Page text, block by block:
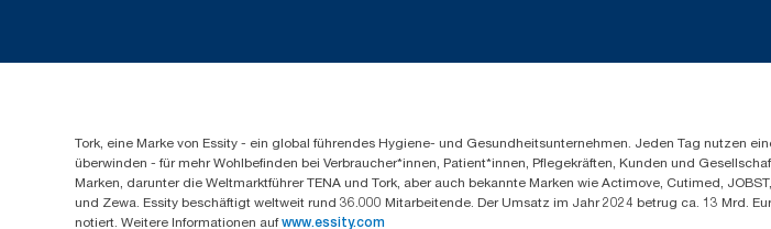
Tork, eine Marke von Essity - ein global führendes Hygiene- und Gesundheitsunternehmen. Jeden Tag nutzen
überwinden - für mehr Wohlbefinden bei Verbraucher*innen, Patient*innen, Pflegekräften, Kunden und
Marken, darunter die Weltmarktführer TENA und Tork, aber auch bekannte Marken wie Actimove, Cutimed,
und Zewa. Essity beschäftigt weltweit rund 36.000 Mitarbeitende. Der Umsatz im Jahr 2024 betrug ca. 13 Mrd.
notiert. Weitere Informationen auf www.essity.com